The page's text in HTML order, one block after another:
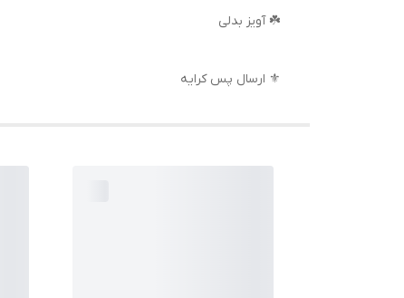
☘️ آویز بدلی
⚜️ ارسال پس کرایه